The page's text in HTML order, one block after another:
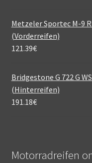
Metzeler Sportec M-9
(Vorderreifen)
121.39€
Bridgestone G 722 G
(Hinterreifen)
191.18€
Motorradreifen